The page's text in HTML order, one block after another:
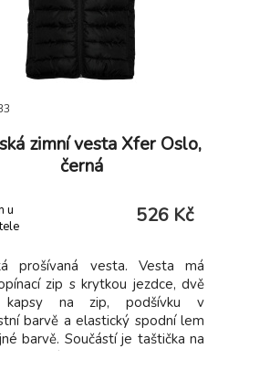
zimní vesta Xfer Oslo,
černá
u
526 Kč
prošívaná vesta. Vesta má
zip s krytkou jezdce, dvě
kapsy na zip, podšívku v
barvě a elastický spodní lem
barvě. Součástí je taštička na